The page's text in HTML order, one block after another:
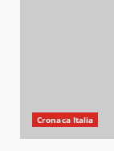
Cronaca Italia